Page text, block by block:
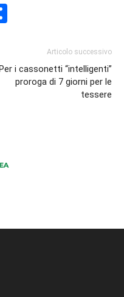
Articolo successivo
i cassonetti “intelligenti”
proroga di 7 giorni per le
tessere